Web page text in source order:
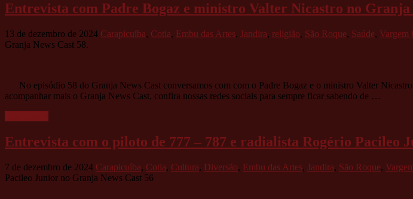
Entrevista com Padre Bogaz e ministro Valter Nicastro no Granja
13 de dezembro de 2024 Carapicuíba, Cotia, Embu das Artes, Jandira, religião, São Roque, Saúde, Vargem
Granja News Cast 58.
No episódio 58 do Granja News Cast conversamos com com o Padre Bogaz e o ministro Valter
acompanhar mais o Granja News Cast, confira nossas redes sociais para sempre ficar sabendo de …
Entrevista com o piloto de 777 – 787 e radialista Rogério Pacileo
7 de dezembro de 2024 Carapicuíba, Cotia, Cultura, Diversão, Embu das Artes, Jandira, São Roque,
Pacileo Junior no Granja News Cast 56